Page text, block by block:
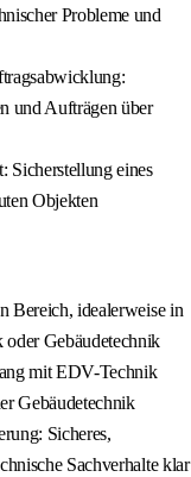
Probleme und
und Aufträgen über
Sicherstellung eines
Objekten
Bereich, idealerweise in
Gebäudetechnik
mit EDV-Technik
Gebäudetechnik
Sicheres,
Sachverhalte klar